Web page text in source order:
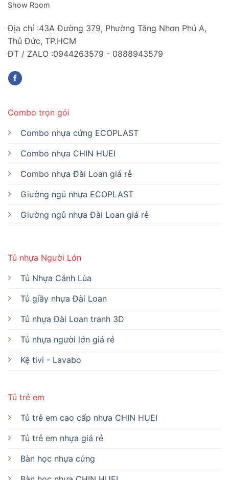
Show Room
Địa chỉ :43A Đường 379, Phường Tăng Nhơn Phú A,
Thủ Đức, TP.HCM
ĐT / ZALO :0944263579 - 0888943579
Tủ nhựa Người Lớn
Tủ Nhựa Cánh Lùa
Tủ giầy nhựa Đài Loan
Tủ nhựa Đài Loan tranh 3D
Tủ nhựa người lớn giá rẻ
Kệ tivi - Lavabo
Tủ trẻ em
Tủ trẻ em cao cấp nhựa CHIN HUEI
Tủ trẻ em nhựa giá rẻ
Bàn học nhựa cứng
Combo trọn gói
Combo nhựa cứng ECOPLAST
Combo nhựa CHIN HUEI
Combo nhựa Đài Loan giá rẻ
Giường ngủ nhựa ECOPLAST
Giường ngủ nhựa Đài Loan giá rẻ